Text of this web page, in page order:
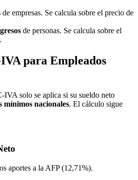
de empresas. Se calcula sobre el precio de
de personas. Se calcula sobre el
para Empleados
IVA solo se aplica si su sueldo neto
mínimos nacionales. El cálculo sigue
aportes a la AFP (12,71%).